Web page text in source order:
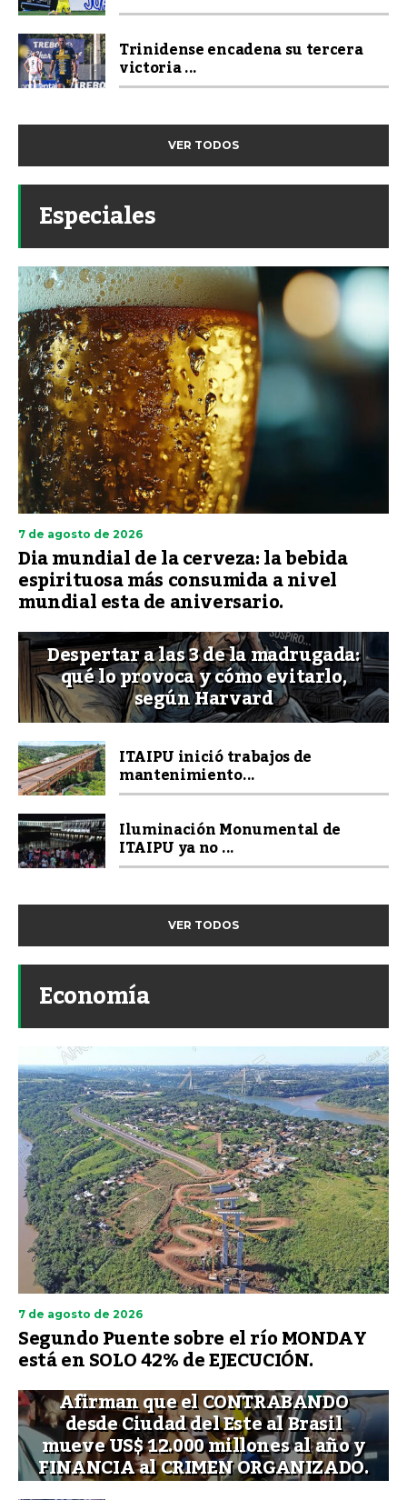
Trinidense encadena su tercera
victoria ...
VER TODOS
Especiales
7 de agosto de 2026
Dia mundial de la cerveza: la bebida
espirituosa más consumida a nivel
mundial esta de aniversario.
Despertar a las 3 de la madrugada:
qué lo provoca y cómo evitarlo,
según Harvard
ITAIPU inició trabajos de
mantenimiento...
Iluminación Monumental de
ITAIPU ya no ...
VER TODOS
Economía
7 de agosto de 2026
Segundo Puente sobre el río MONDAY
está en SOLO 42% de EJECUCIÓN.
Afirman que el CONTRABANDO
desde Ciudad del Este al Brasil
mueve US$ 12.000 millones al año y
FINANCIA al CRIMEN ORGANIZADO.